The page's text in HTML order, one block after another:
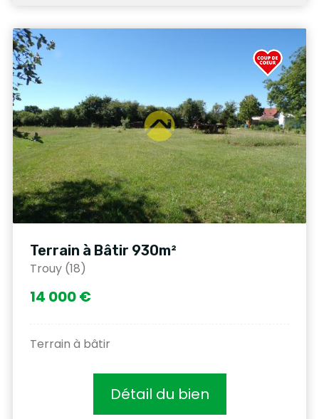
Terrain à Bâtir 930m²
Trouy (18)
14 000 €
Terrain à bâtir
Détail du bien